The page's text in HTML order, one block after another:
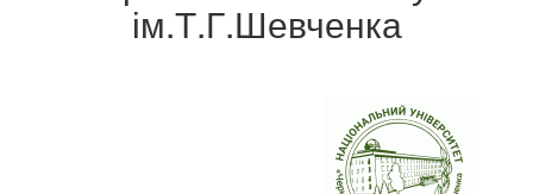
ім.Т.Г.Шевченка